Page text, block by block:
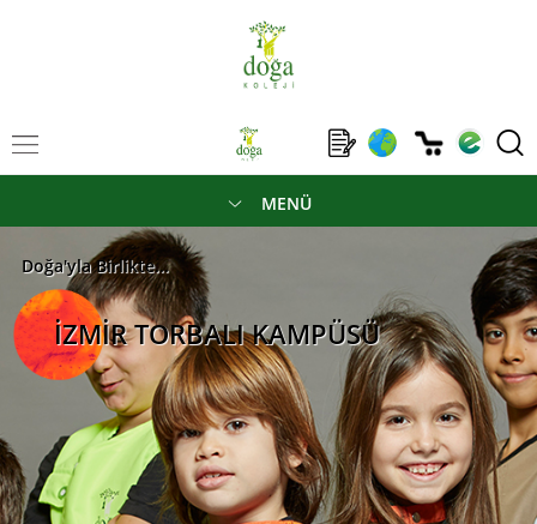
MENÜ
Doğa'yla Birlikte...
İZMİR TORBALI KAMPÜSÜ